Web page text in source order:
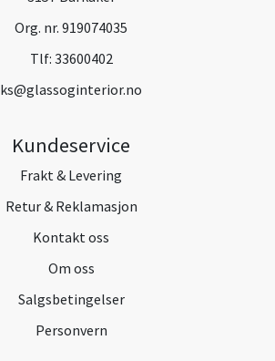
Org. nr. 919074035
Tlf: 33600402
ks@glassoginterior.no
Kundeservice
Frakt & Levering
Retur & Reklamasjon
Kontakt oss
Om oss
Salgsbetingelser
Personvern